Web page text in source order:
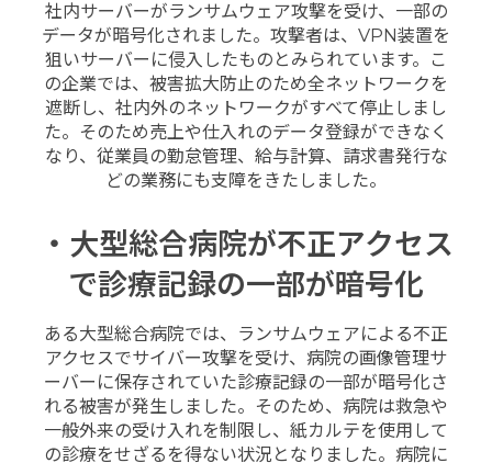
社内サーバーがランサムウェア攻撃を受け、一部の
データが暗号化されました。攻撃者は、VPN装置を
狙いサーバーに侵入したものとみられています。こ
の企業では、被害拡大防止のため全ネットワークを
遮断し、社内外のネットワークがすべて停止しまし
た。そのため売上や仕入れのデータ登録ができなく
なり、従業員の勤怠管理、給与計算、請求書発行な
どの業務にも支障をきたしました。
・大型総合病院が不正アクセス
で診療記録の一部が暗号化
ある大型総合病院では、ランサムウェアによる不正
アクセスでサイバー攻撃を受け、病院の画像管理サ
ーバーに保存されていた診療記録の一部が暗号化さ
れる被害が発生しました。そのため、病院は救急や
一般外来の受け入れを制限し、紙カルテを使用して
の診療をせざるを得ない状況となりました。病院に